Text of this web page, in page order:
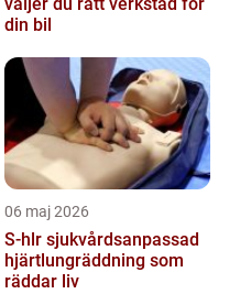
din bil
06 maj 2026
S-hlr sjukvårdsanpassad
hjärtlungräddning som
räddar liv